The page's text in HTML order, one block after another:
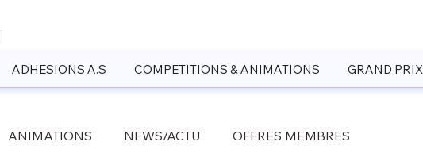
ADHESIONS A.S COMPETITIONS & ANIMATIONS GRAND PRIX
ANIMATIONS NEWS/ACTU OFFRES MEMBRES